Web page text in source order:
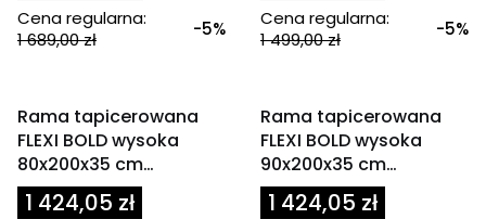
Cena regularna:
1 689,00 zł
-5%
Cena regularna:
1 499,00 zł
-5%
Rama tapicerowana
FLEXI BOLD wysoka
80x200x35 cm
oliwkowa / zielona
1 424,05 zł
Rama tapicerowana
FLEXI BOLD wysoka
90x200x35 cm
granatowa
1 424,05 zł